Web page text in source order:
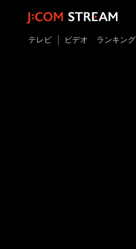
テレビ ビデオ ランキング